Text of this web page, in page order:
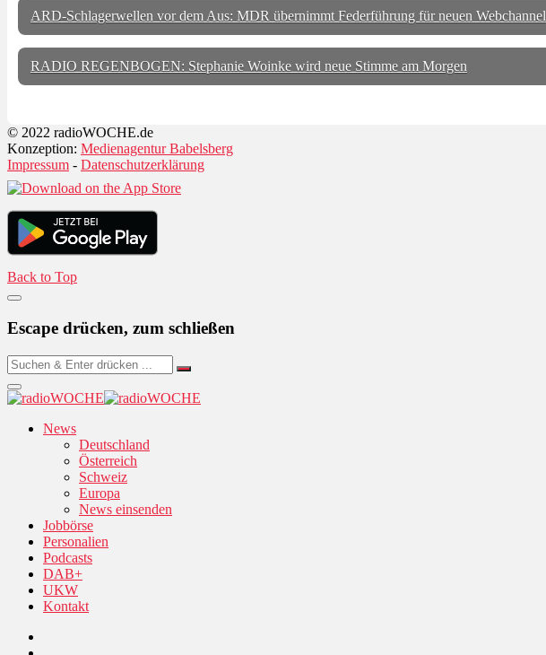
ARD-Schlagerwellen vor dem Aus: MDR übernimmt Federführung für neuen Webchannel
RADIO REGENBOGEN: Stephanie Woinke wird neue Stimme am Morgen
© 2022 radioWOCHE.de
Konzeption: Medienagentur Babelsberg
Impressum - Datenschutzerklärung
Back to Top
Escape drücken, zum schließen
News
Deutschland
Österreich
Schweiz
Europa
News einsenden
Jobbörse
Personalien
Podcasts
DAB+
UKW
Kontakt